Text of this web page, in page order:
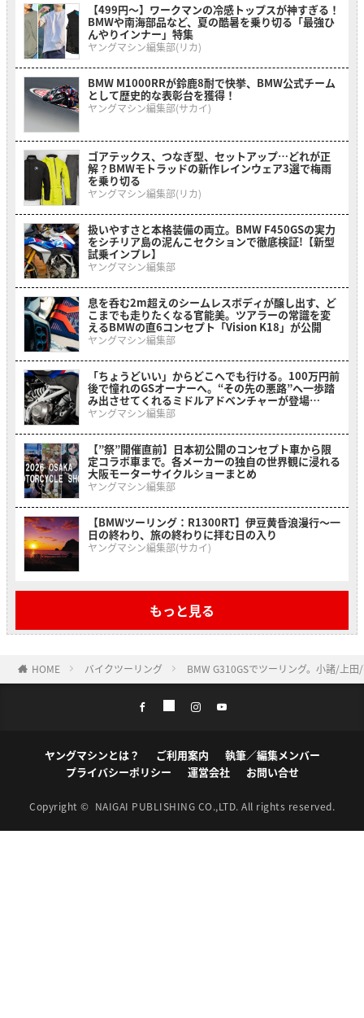
【499円〜】ワークマンの冷感トップスが神すぎる！
BMWや南海部品など、夏の酷暑を乗り切る「最強ひ
んやりインナー」特集
ヤングマシン編集部(リカ)
BMW M1000RRが鈴鹿8耐で快挙、BMW公式チーム
として歴史的な表彰台を獲得！
ヤングマシン編集部(サカイ)
ゴアテックス、つなぎ型、セットアップ…どれが正
解？BMWモトラッドの新作レインウェア3選で梅雨
を乗り切る
ヤングマシン編集部(リカ)
扱いやすさと本格装備の両立。BMW F450GSの実力
をシチリア島の泥んこセクションで徹底検証!【新型
試乗インプレ】
ヤングマシン編集部
息を呑む2m超えのシームレスボディが醸し出す、ど
こまでも走りたくなる官能美。ツアラーの常識を変
えるBMWの直6コンセプト「Vision K18」が公開
ヤングマシン編集部
「ちょうどいい」からどこへでも行ける。100万円前
後で憧れのGSオーナーへ。“その先の悪路”へ一歩踏
み出させてくれるミドルアドベンチャーが登場
【BMW F 450 GS】
ヤングマシン編集部
【”祭”開催直前】日本初公開のコンセプト車から限
定コラボ車まで。各メーカーの独自の世界観に浸れる
大阪モーターサイクルショーまとめ
ヤングマシン編集部
【BMWツーリング：R1300RT】伊豆黄昏浪漫行〜一
日の終わり、旅の終わりに拝む日の入り
ヤングマシン編集部(サカイ)
もっと見る
HOME バイクツーリング BMW G310GSでツーリング。小諸/上
ヤングマシンとは？ ご利用案内
執筆／編集メンバー
プライバシーポリシー
運営会社 お問い合せ
Copyright © NAIGAI PUBLISHING CO.,LTD. All rights reserved.